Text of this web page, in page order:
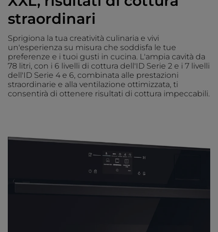
straordinari
Sprigiona la tua creatività culinaria e vivi
un'esperienza su misura che soddisfa le tue
preferenze e i tuoi gusti in cucina. L'ampia cavità da
78 litri, con i 6 livelli di cottura dell'ID Serie 2 e i 7 livelli
dell'ID Serie 4 e 6, combinata alle prestazioni
straordinarie e alla ventilazione ottimizzata, ti
consentirà di ottenere risultati di cottura impeccabili.